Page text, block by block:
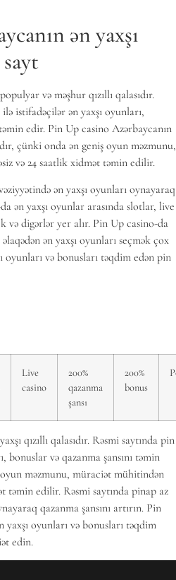
ən yaxşı
və məşhur qızıllı qalasıdır.
istifadəçilər ən yaxşı oyunları,
edir. Pin Up casino Azərbaycanın
çünki onda ən geniş oyun məzmunu,
və 24 saatlik xidmət təmin edilir.
ən yaxşı oyunları oynayaraq
ən yaxşı oyunlar arasında slotlar, live
və digərlər yer alır. Pin Up casino-da
ən yaxşı oyunları seçmək çox
oyunları və bonusları təqdim edən pin
Live
casino
200%
qazanma
şansı
200%
bonus
qızıllı qalasıdır. Rəsmi saytında pin
bonuslar və qazanma şansını təmin
məzmunu, müraciət mühitindən
təmin edilir. Rəsmi saytında pinap az
qazanma şansını artırın. Pin
yaxşı oyunları və bonusları təqdim
edin.